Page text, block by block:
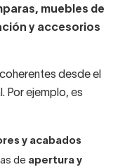
muebles de
y accesorios
desde el
Por ejemplo, es
y acabados
de apertura y